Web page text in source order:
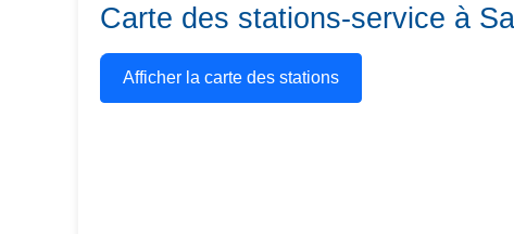
Carte des stations-service à
Afficher la carte des stations